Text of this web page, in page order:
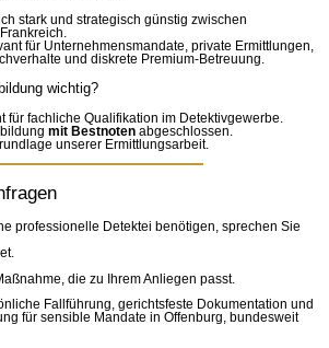
stark und strategisch günstig zwischen
für Unternehmensmandate, private Ermittlungen,
und diskrete Premium-Betreuung.
wichtig?
für fachliche Qualifikation im Detektivgewerbe.
mit Bestnoten abgeschlossen.
unserer Ermittlungsarbeit.
professionelle Detektei benötigen, sprechen Sie
die zu Ihrem Anliegen passt.
Fallführung, gerichtsfeste Dokumentation und
für sensible Mandate in Offenburg, bundesweit